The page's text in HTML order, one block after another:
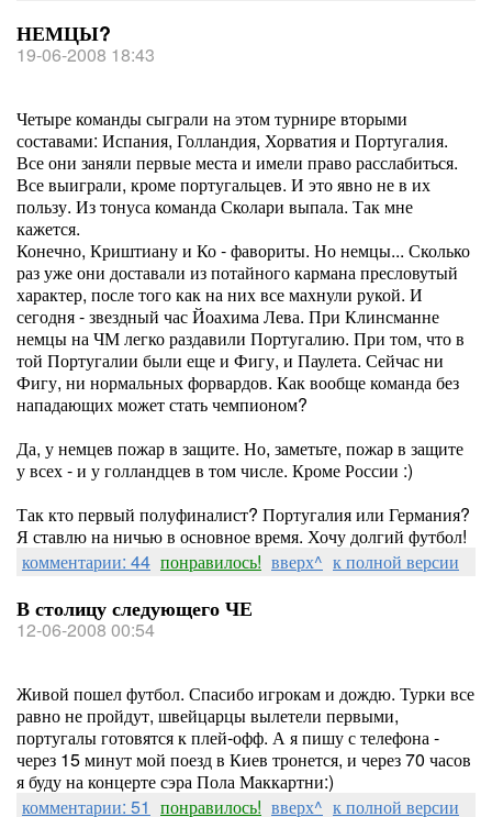
НЕМЦЫ?
19-06-2008 18:43
Четыре команды сыграли на этом турнире вторыми
составами: Испания, Голландия, Хорватия и Португалия.
Все они заняли первые места и имели право расслабиться.
Все выиграли, кроме португальцев. И это явно не в их
пользу. Из тонуса команда Сколари выпала. Так мне
кажется.
Конечно, Криштиану и Ко - фавориты. Но немцы... Сколько
раз уже они доставали из потайного кармана пресловутый
характер, после того как на них все махнули рукой. И
сегодня - звездный час Йоахима Лева. При Клинсманне
немцы на ЧМ легко раздавили Португалию. При том, что в
той Португалии были еще и Фигу, и Паулета. Сейчас ни
Фигу, ни нормальных форвардов. Как вообще команда без
нападающих может стать чемпионом?
Да, у немцев пожар в защите. Но, заметьте, пожар в защите
у всех - и у голландцев в том числе. Кроме России :)
Так кто первый полуфиналист? Португалия или Германия?
Я ставлю на ничью в основное время. Хочу долгий футбол!
комментарии: 44 понравилось! вверх^ к полной версии
В столицу следующего ЧЕ
12-06-2008 00:54
Живой пошел футбол. Спасибо игрокам и дождю. Турки все
равно не пройдут, швейцарцы вылетели первыми,
португалы готовятся к плей-офф. А я пишу с телефона -
через 15 минут мой поезд в Киев тронется, и через 70 часов
я буду на концерте сэра Пола Маккартни:)
комментарии: 51 понравилось! вверх^ к полной версии